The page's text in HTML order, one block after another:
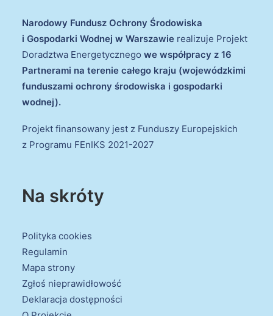
Narodowy Fundusz Ochrony Środowiska
i Gospodarki Wodnej w Warszawie realizuje Projekt
Doradztwa Energetycznego we współpracy z 16
Partnerami na terenie całego kraju (wojewódzkimi
funduszami ochrony środowiska i gospodarki
wodnej).
Projekt finansowany jest z Funduszy Europejskich
z Programu FEnIKS 2021-2027
Na skróty
Polityka cookies
Regulamin
Mapa strony
Zgłoś nieprawidłowość
Deklaracja dostępności